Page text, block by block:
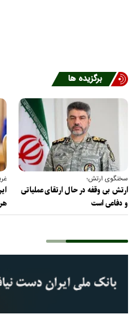
برگزیده ها
سخنگوی ارتش؛
ارتش بی وقفه در حال ارتقای عملیاتی
و دفاعی است